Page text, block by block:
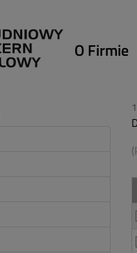
Główna
O Firmie